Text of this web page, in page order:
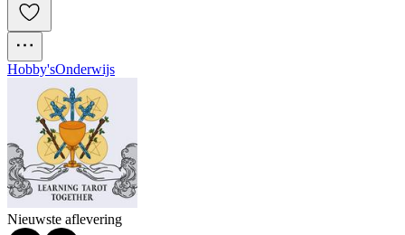
Hobby'sOnderwijs
Nieuwste aflevering